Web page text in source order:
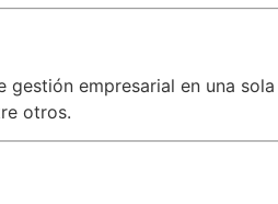
gestión empresarial en una
otros.